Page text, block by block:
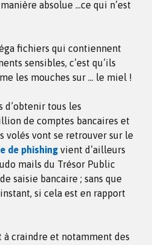
absolue …ce qui n’est
fichiers qui contiennent
sensibles, c’est qu’ils
les mouches sur … le miel !
d’obtenir tous les
de comptes bancaires et
volés vont se retrouver sur le
de phishing vient d’ailleurs
mails du Trésor Public
saisie bancaire ; sans que
si cela est en rapport
à craindre et notamment des